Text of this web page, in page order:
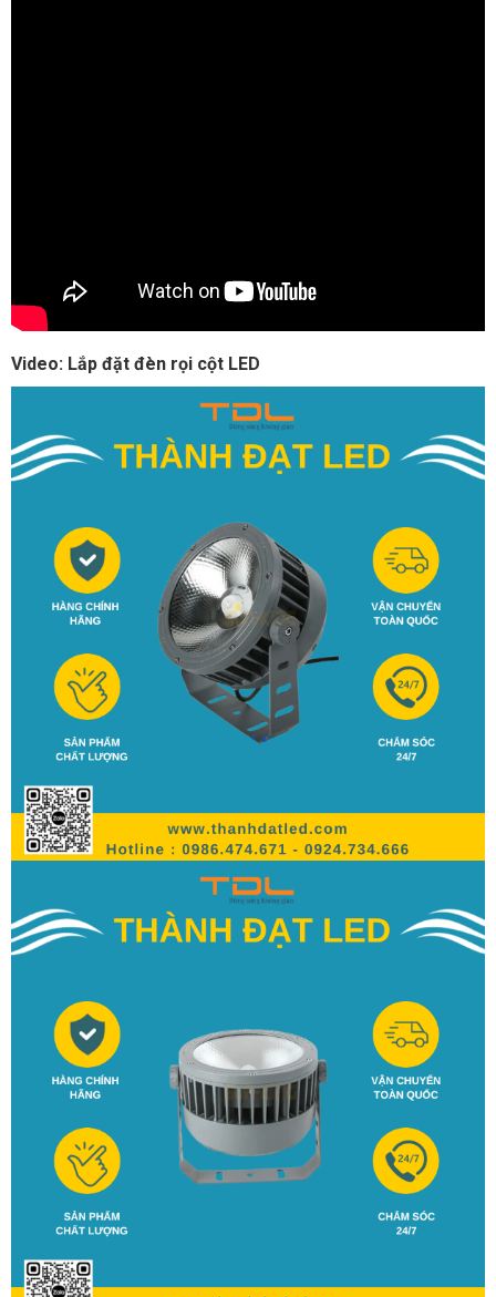
Video: Lắp đặt đèn rọi cột LED